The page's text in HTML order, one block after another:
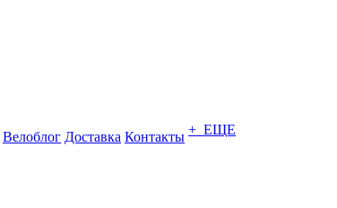
Велоблог Доставка Контакты + ЕЩЕ